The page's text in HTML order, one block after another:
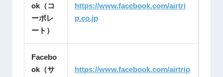
ok（コ
ーポレ
ート）
https://www.facebook.com/airtri
p.co.jp
Facebo
ok（サ
https://www.facebook.com/airtrip